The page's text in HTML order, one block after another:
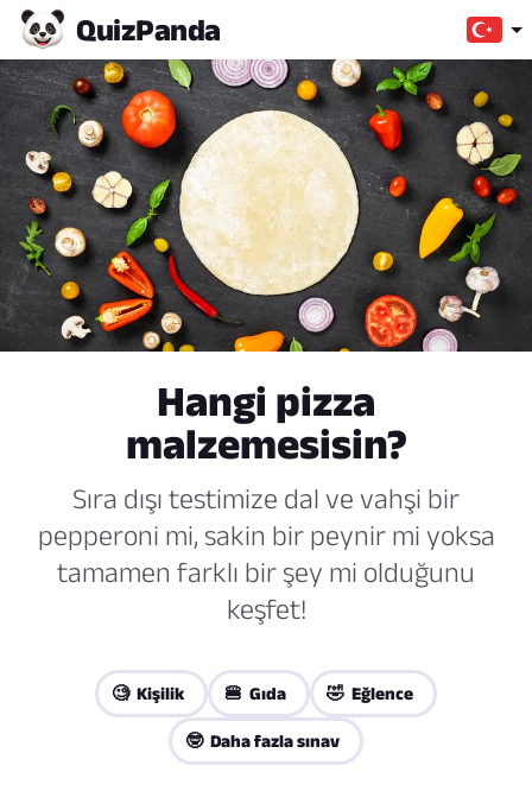
QuizPanda
Hangi pizza
malzemesisin?
Sıra dışı testimize dal ve vahşi bir
pepperoni mi, sakin bir peynir mi yoksa
tamamen farklı bir şey mi olduğunu
keşfet!
🧐 Kişilik 🍔 Gıda 🤣 Eğlence
🤓 Daha fazla sınav